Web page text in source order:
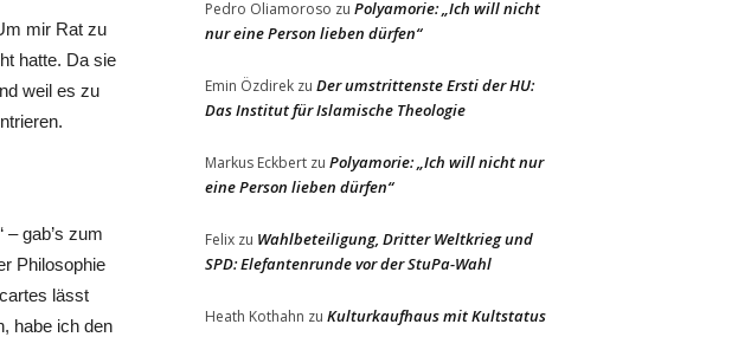
mir Rat zu
hatte. Da sie
weil es zu
gab’s zum
Philosophie
lässt
habe ich den
Pedro Oliamoroso zu Polyamorie: „Ich will nicht
nur eine Person lieben dürfen“
Emin Özdirek zu Der umstrittenste Ersti der HU:
Das Institut für Islamische Theologie
Markus Eckbert zu Polyamorie: „Ich will nicht nur
eine Person lieben dürfen“
Felix zu Wahlbeteiligung, Dritter Weltkrieg und
SPD: Elefantenrunde vor der StuPa-Wahl
Heath Kothahn zu Kulturkaufhaus mit Kultstatus